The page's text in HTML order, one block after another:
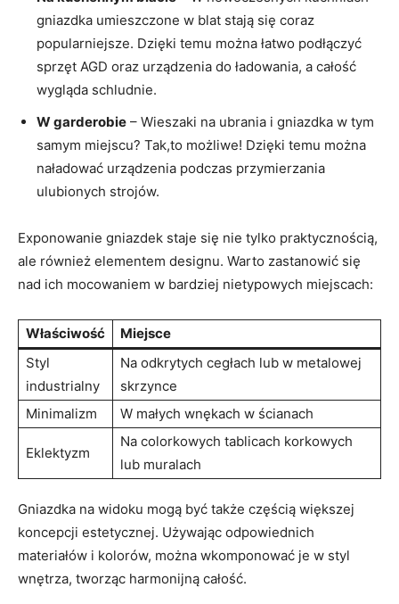
gniazdka umieszczone ⁣w blat⁤ stają się coraz
popularniejsze.⁣ Dzięki‌ temu⁢ można łatwo ‌podłączyć
sprzęt ‌AGD ​oraz urządzenia do ładowania, a całość
wygląda schludnie.
W‌ garderobie – Wieszaki na ubrania‌ i gniazdka w tym
‌samym miejscu? Tak,to możliwe! Dzięki temu można
naładować urządzenia podczas przymierzania
ulubionych‍ strojów.
Exponowanie ‌gniazdek staje się nie tylko praktycznością,
ale również ⁤elementem designu. Warto zastanowić się
nad ich mocowaniem w ​bardziej nietypowych miejscach:
Właściwość
Miejsce
Styl
industrialny
Na odkrytych⁣ cegłach lub w metalowej
⁢skrzynce
Minimalizm
W małych wnękach w⁣ ścianach
Eklektyzm
Na ⁢colorkowych tablicach​ korkowych
lub muralach
Gniazdka‌ na⁤ widoku‍ mogą być także częścią większej
koncepcji estetycznej. Używając‍ odpowiednich
materiałów i kolorów, można‌ wkomponować je w styl
wnętrza, tworząc harmonijną całość.